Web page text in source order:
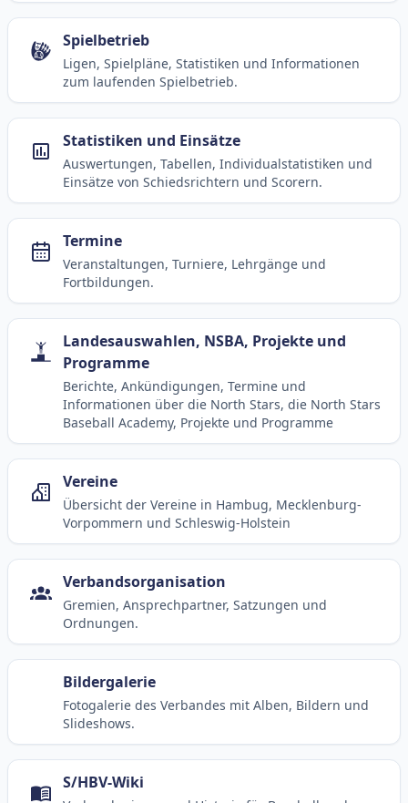
Spielbetrieb
Ligen, Spielpläne, Statistiken und Informationen
zum laufenden Spielbetrieb.
Statistiken und Einsätze
Auswertungen, Tabellen, Individualstatistiken und
Einsätze von Schiedsrichtern und Scorern.
Termine
Veranstaltungen, Turniere, Lehrgänge und
Fortbildungen.
Landesauswahlen, NSBA, Projekte und
Programme
Berichte, Ankündigungen, Termine und
Informationen über die North Stars, die North Stars
Baseball Academy, Projekte und Programme
Vereine
Übersicht der Vereine in Hambug, Mecklenburg-
Vorpommern und Schleswig-Holstein
Verbandsorganisation
Gremien, Ansprechpartner, Satzungen und
Ordnungen.
Bildergalerie
Fotogalerie des Verbandes mit Alben, Bildern und
Slideshows.
S/HBV-Wiki